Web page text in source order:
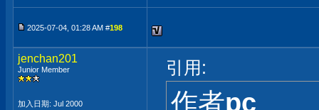
2025-07-04, 01:28 AM #198
jenchan201
Junior Member
加入日期: Jul 2000
引用:
作者pc